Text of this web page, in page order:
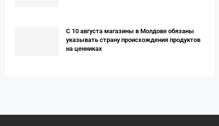
С 10 августа магазины в Молдове обязаны
указывать страну происхождения продуктов
на ценниках